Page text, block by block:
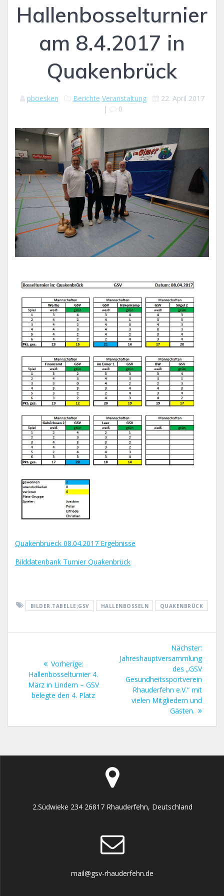
Hallenbosselturnier
am 8.4.2017 in
Quakenbrück
pboesken Berichte Veranstaltung
22. April 2017
|
0
Quakenbrueck 08.04.2017 Ergebnisse
Bilddatenbank Turnier Quakenbrück
BILDER.TABELLE;GSV HALLENBOSSELN QUAKENBRÜCK
Vorherige:Vorheriger
Beitrag:
Hallenbosselturnier 4.
März in Lindern – GSV
belegte den 4. Platz
Nächster:
Jahreshauptversammlung
des „GSV
Gesundheitssportverein
Rhauderfehn e.V.“ mit
vielen Mitgliedern und
Gästen.
2.Südwieke 234 26817 Rhauderfehn, Deutschland
mail@gsv-rhauderfehn.de